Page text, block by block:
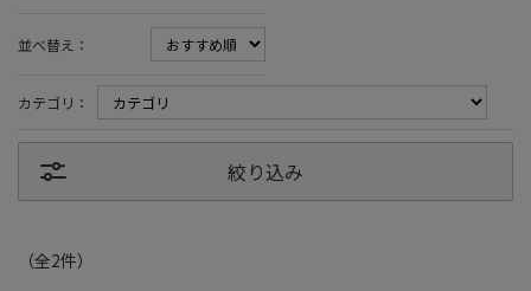
並べ替え：
カテゴリ：
絞り込み
（全2件）